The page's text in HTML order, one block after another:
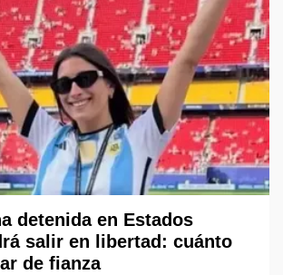
detenida en Estados
salir en libertad: cuánto
de fianza